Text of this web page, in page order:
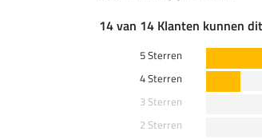
14 van 14 Klanten kunnen
5 Sterren
4 Sterren
3 Sterren
2 Sterren